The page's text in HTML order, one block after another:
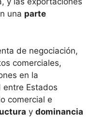
una parte
de negociación,
comerciales,
en la
entre Estados
comercial e
y dominancia